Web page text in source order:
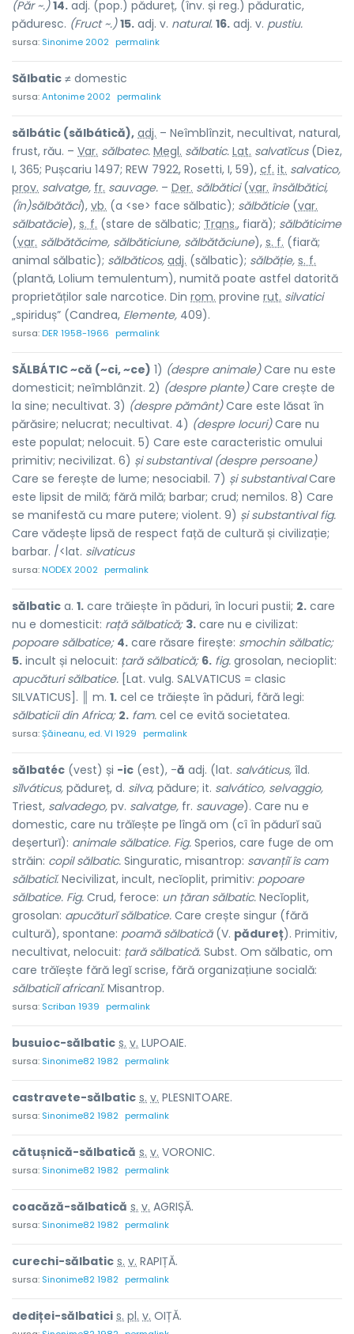
(Păr ~.) 14. adj. (pop.) pădureț, (înv. și reg.) păduratic,
păduresc. (Fruct ~.) 15. adj. v. natural. 16. adj. v. pustiu.
sursa: Sinonime 2002 permalink
Sălbatic ≠ domestic
sursa:Antonime 2002 permalink
sălbátic (sălbátică), adj. – Neîmblînzit, necultivat, natural,
frust, rău. – Var. sălbatec. Megl. sălbatic. Lat. salvatĭcus(Diez,
I, 365; Pușcariu 1497; REW 7922, Rosetti, I, 59), cf. it. salvatico,
prov. salvatge, fr. sauvage. – Der. sălbătici(var. însălbătici,
(în)sălbătăci), vb. (a <se> face sălbatic); sălbăticie(var.
sălbatăcie), s. f. (stare de sălbatic; Trans., fiară); sălbăticime
(var. sălbătăcime, sălbăticiune, sălbătăciune), s. f. (fiară;
animal sălbatic); sălbăticos, adj. (sălbatic); sălbăție, s. f.
(plantă, Lolium temulentum), numită poate astfel datorită
proprietăților sale narcotice. Din rom. provine rut. silvatici
„spiriduș” (Candrea, Elemente, 409).
sursa:DER 1958-1966 permalink
SĂLBÁTIC ~că (~ci, ~ce) 1) (despre animale)Care nu este
domesticit; neîmblânzit. 2) (despre plante)Care crește de
la sine; necultivat. 3) (despre pământ)Care este lăsat în
părăsire; nelucrat; necultivat. 4) (despre locuri)Care nu
este populat; nelocuit. 5) Care este caracteristic omului
primitiv; necivilizat. 6) și substantival (despre persoane)
Care se ferește de lume; nesociabil. 7) și substantivalCare
este lipsit de milă; fără milă; barbar; crud; nemilos. 8) Care
se manifestă cu mare putere; violent. 9) și substantival fig.
Care vădește lipsă de respect față de cultură și civilizație;
barbar. /<lat. silvaticus
sursa:NODEX 2002 permalink
sălbatic a. 1. care trăiește în păduri, în locuri pustii; 2. care
nu e domesticit: rață sălbatică; 3. care nu e civilizat:
popoare sălbatice; 4. care răsare firește: smochin sălbatic;
5. incult și nelocuit: țară sălbatică; 6. fig. grosolan, necioplit:
apucături sălbatice. [Lat. vulg. SALVATICUS = clasic
SILVATICUS]. ║ m. 1. cel ce trăiește în păduri, fără legi:
sălbaticii din Africa; 2. fam. cel ce evită societatea.
sursa:Șăineanu, ed. VI 1929 permalink
sălbatéc (vest) și -ic (est), -ă adj. (lat. salváticus, îld.
sĭlváticus, pădureț, d. silva, pădure; it. salvático, selvaggio,
Triest, salvadego, pv. salvatge, fr. sauvage). Care nu e
domestic, care nu trăĭește pe lîngă om (cî în pădurĭ saŭ
deșerturĭ): animale sălbatice. Fig. Sperios, care fuge de om
străin: copil sălbatic. Singuratic, misantrop: savanțiĭ îs cam
sălbaticĭ. Necivilizat, incult, necĭoplit, primitiv: popoare
sălbatice. Fig. Crud, feroce: un țăran sălbatic. Necĭoplit,
grosolan: apucăturĭ sălbatice. Care crește singur (fără
cultură), spontane: poamă sălbatică(V. pădureț). Primitiv,
necultivat, nelocuit: țară sălbatică. Subst. Om sălbatic, om
care trăĭește fără legĭ scrise, fără organizațiune socială:
sălbaticiĭ africanĭ. Misantrop.
sursa: Scriban 1939 permalink
busuioc-sălbatic s. v. LUPOAIE.
sursa: Sinonime82 1982 permalink
castravete-sălbatic s. v. PLESNITOARE.
sursa: Sinonime82 1982 permalink
cătușnică-sălbatică s. v. VORONIC.
sursa: Sinonime82 1982 permalink
coacăză-sălbatică s. v. AGRIȘĂ.
sursa: Sinonime82 1982 permalink
curechi-sălbatic s. v. RAPIȚĂ.
sursa: Sinonime82 1982 permalink
dediței-sălbatici s. pl. v. OIȚĂ.